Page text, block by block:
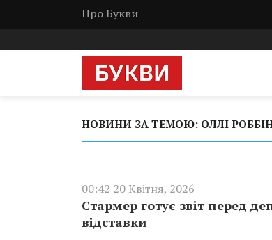
Про Букви
НОВИНИ ЗА ТЕМОЮ: ОЛЛІ
00:42 20 Квітня, 2026
Стармер готує звіт перед
відставки